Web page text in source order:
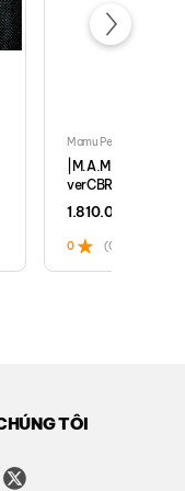
Mamu Penguin
|M.A.M.U| - Penguin Stay
verCBRN Limited Edition Set
đ
(0 đánh giá)
TÔI